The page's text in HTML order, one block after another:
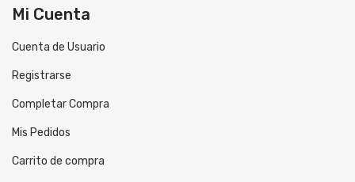
Mi Cuenta
Cuenta de Usuario
Registrarse
Completar Compra
Mis Pedidos
Carrito de compra